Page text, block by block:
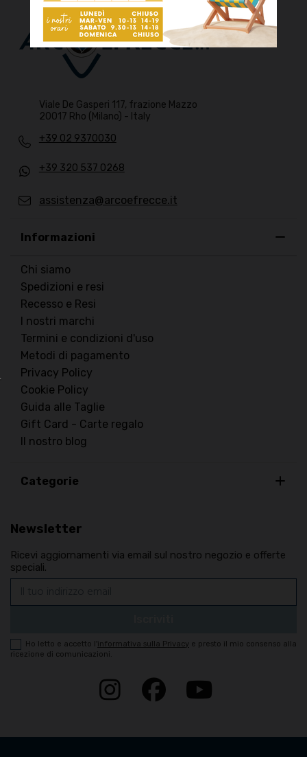
Viale De Gasperi 117, frazione Mazzo
20017 Rho (Milano) - Italy
+39 02 9370030
+39 320 537 0268
assistenza@arcoefrecce.it
Informazioni
Chi siamo
Spedizioni e resi
Recesso e Resi
I nostri marchi
Termini e condizioni d'uso
Metodi di pagamento
Privacy Policy
Cookie Policy
Guida alle Taglie
Gift Card - Carte regalo
Il nostro blog
Categorie
Newsletter
Ricevi aggiornamenti via email sul nostro negozio e offerte
speciali.
Ho letto e accetto l'informativa sulla Privacy e presto il mio consenso alla
ricezione di comunicazioni.